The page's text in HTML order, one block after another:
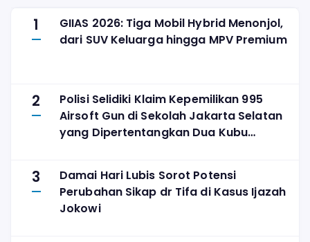
1
GIIAS 2026: Tiga Mobil Hybrid Menonjol,
dari SUV Keluarga hingga MPV Premium
2
Polisi Selidiki Klaim Kepemilikan 995
Airsoft Gun di Sekolah Jakarta Selatan
yang Dipertentangkan Dua Kubu
3
Damai Hari Lubis Sorot Potensi
Perubahan Sikap dr Tifa di Kasus Ijazah
Jokowi